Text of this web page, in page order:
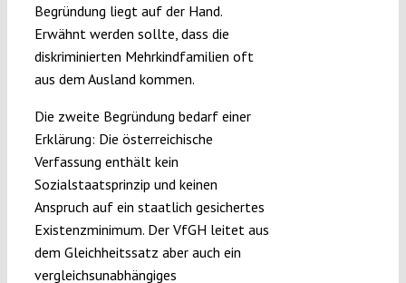
Begründung liegt auf der Hand.
Erwähnt werden sollte, dass die
diskriminierten Mehrkindfamilien oft
aus dem Ausland kommen.
Die zweite Begründung bedarf einer
Erklärung: Die österreichische
Verfassung enthält kein
Sozialstaatsprinzip und keinen
Anspruch auf ein staatlich gesichertes
Existenzminimum. Der VfGH leitet aus
dem Gleichheitssatz aber auch ein
vergleichsunabhängiges